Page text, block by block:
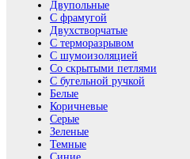
Двупольные
С фрамугой
Двухстворчатые
С терморазрывом
С шумоизоляцией
Со скрытыми петлями
С бугельной ручкой
Белые
Коричневые
Серые
Зеленые
Темные
Синие